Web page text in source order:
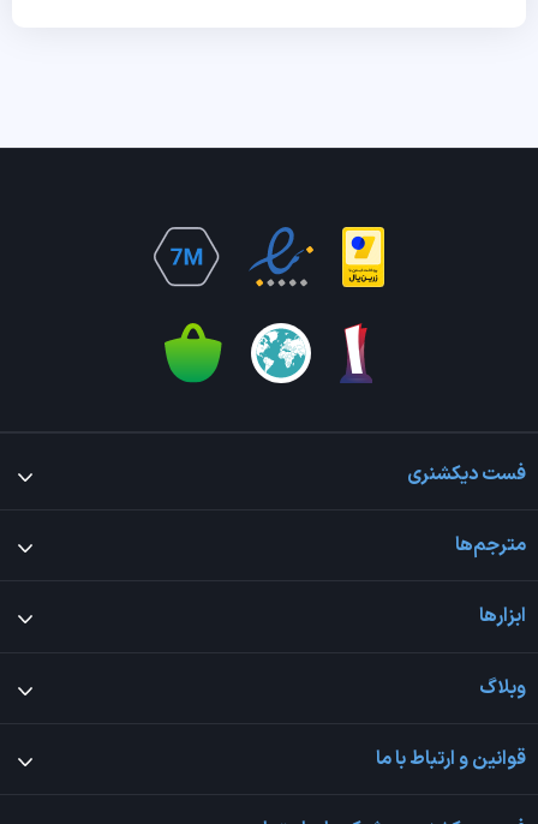
فست دیکشنری
مترجم‌ها
ابزارها
وبلاگ
قوانین و ارتباط با ما